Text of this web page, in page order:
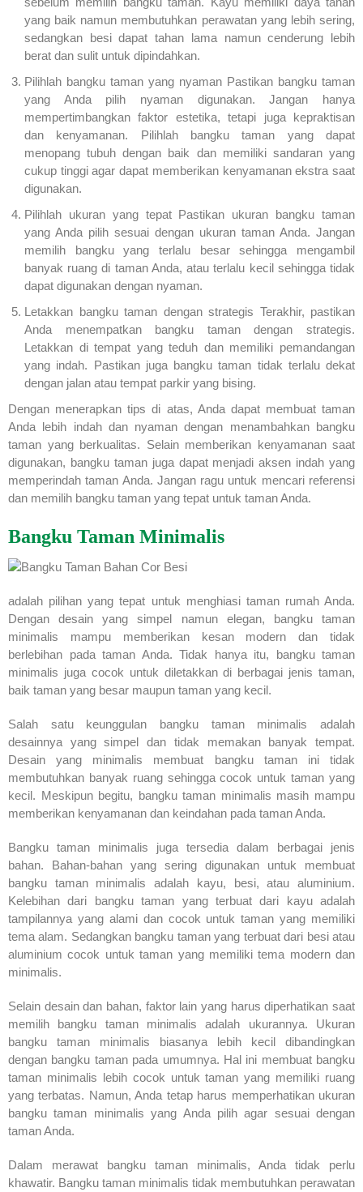
yang baik namun membutuhkan perawatan yang lebih sering,
sedangkan besi dapat tahan lama namun cenderung lebih
berat dan sulit untuk dipindahkan.
Pilihlah bangku taman yang nyaman Pastikan bangku taman
yang Anda pilih nyaman digunakan. Jangan hanya
mempertimbangkan faktor estetika, tetapi juga kepraktisan
dan kenyamanan. Pilihlah bangku taman yang dapat
menopang tubuh dengan baik dan memiliki sandaran yang
cukup tinggi agar dapat memberikan kenyamanan ekstra saat
digunakan.
Pilihlah ukuran yang tepat Pastikan ukuran bangku taman
yang Anda pilih sesuai dengan ukuran taman Anda. Jangan
memilih bangku yang terlalu besar sehingga mengambil
banyak ruang di taman Anda, atau terlalu kecil sehingga tidak
dapat digunakan dengan nyaman.
Letakkan bangku taman dengan strategis Terakhir, pastikan
Anda menempatkan bangku taman dengan strategis.
Letakkan di tempat yang teduh dan memiliki pemandangan
yang indah. Pastikan juga bangku taman tidak terlalu dekat
dengan jalan atau tempat parkir yang bising.
Dengan menerapkan tips di atas, Anda dapat membuat taman
Anda lebih indah dan nyaman dengan menambahkan bangku
taman yang berkualitas. Selain memberikan kenyamanan saat
digunakan, bangku taman juga dapat menjadi aksen indah yang
memperindah taman Anda. Jangan ragu untuk mencari referensi
dan memilih bangku taman yang tepat untuk taman Anda.
Bangku Taman Minimalis
adalah pilihan yang tepat untuk menghiasi taman rumah Anda.
Dengan desain yang simpel namun elegan, bangku taman
minimalis mampu memberikan kesan modern dan tidak
berlebihan pada taman Anda. Tidak hanya itu, bangku taman
minimalis juga cocok untuk diletakkan di berbagai jenis taman,
baik taman yang besar maupun taman yang kecil.
Salah satu keunggulan bangku taman minimalis adalah
desainnya yang simpel dan tidak memakan banyak tempat.
Desain yang minimalis membuat bangku taman ini tidak
membutuhkan banyak ruang sehingga cocok untuk taman yang
kecil. Meskipun begitu, bangku taman minimalis masih mampu
memberikan kenyamanan dan keindahan pada taman Anda.
Bangku taman minimalis juga tersedia dalam berbagai jenis
bahan. Bahan-bahan yang sering digunakan untuk membuat
bangku taman minimalis adalah kayu, besi, atau aluminium.
Kelebihan dari bangku taman yang terbuat dari kayu adalah
tampilannya yang alami dan cocok untuk taman yang memiliki
tema alam. Sedangkan bangku taman yang terbuat dari besi atau
aluminium cocok untuk taman yang memiliki tema modern dan
minimalis.
Selain desain dan bahan, faktor lain yang harus diperhatikan saat
memilih bangku taman minimalis adalah ukurannya. Ukuran
bangku taman minimalis biasanya lebih kecil dibandingkan
dengan bangku taman pada umumnya. Hal ini membuat bangku
taman minimalis lebih cocok untuk taman yang memiliki ruang
yang terbatas. Namun, Anda tetap harus memperhatikan ukuran
bangku taman minimalis yang Anda pilih agar sesuai dengan
taman Anda.
Dalam merawat bangku taman minimalis, Anda tidak perlu
khawatir. Bangku taman minimalis tidak membutuhkan perawatan